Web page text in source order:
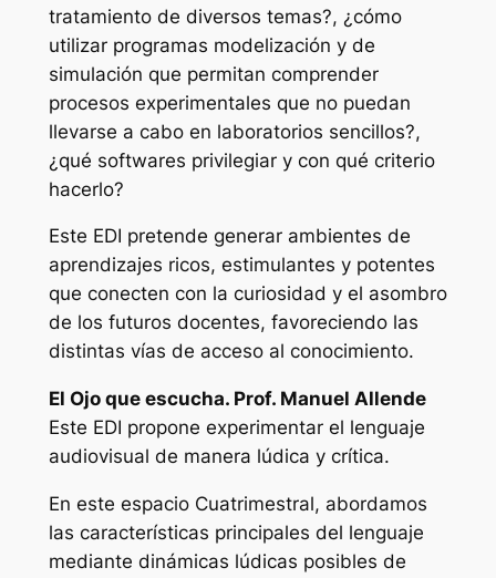
tratamiento de diversos temas?, ¿cómo
utilizar programas modelización y de
simulación que permitan comprender
procesos experimentales que no puedan
llevarse a cabo en laboratorios sencillos?,
¿qué softwares privilegiar y con qué criterio
hacerlo?
Este EDI pretende generar ambientes de
aprendizajes ricos, estimulantes y potentes
que conecten con la curiosidad y el asombro
de los futuros docentes, favoreciendo las
distintas vías de acceso al conocimiento.
El Ojo que escucha. Prof. Manuel Allende
Este EDI propone experimentar el lenguaje
audiovisual de manera lúdica y crítica.
En este espacio Cuatrimestral, abordamos
las características principales del lenguaje
mediante dinámicas lúdicas posibles de